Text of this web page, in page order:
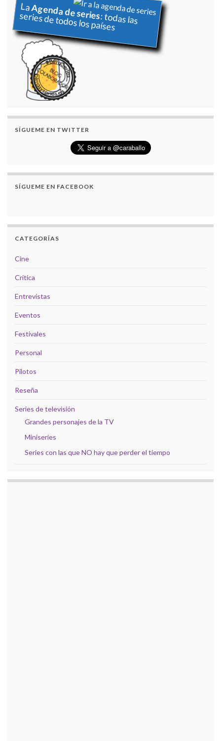
LaAgenda de series: todas las
series de todos los países
SÍGUEME EN TWITTER
SÍGUEME EN FACEBOOK
CATEGORÍAS
Cine
Crítica
Entrevistas
Eventos
Festivales
Personal
Pilotos
Reseña
Series de televisión
Grandes personajes de la TV
Miniseries
Series con las que NO hay que perder el tiempo